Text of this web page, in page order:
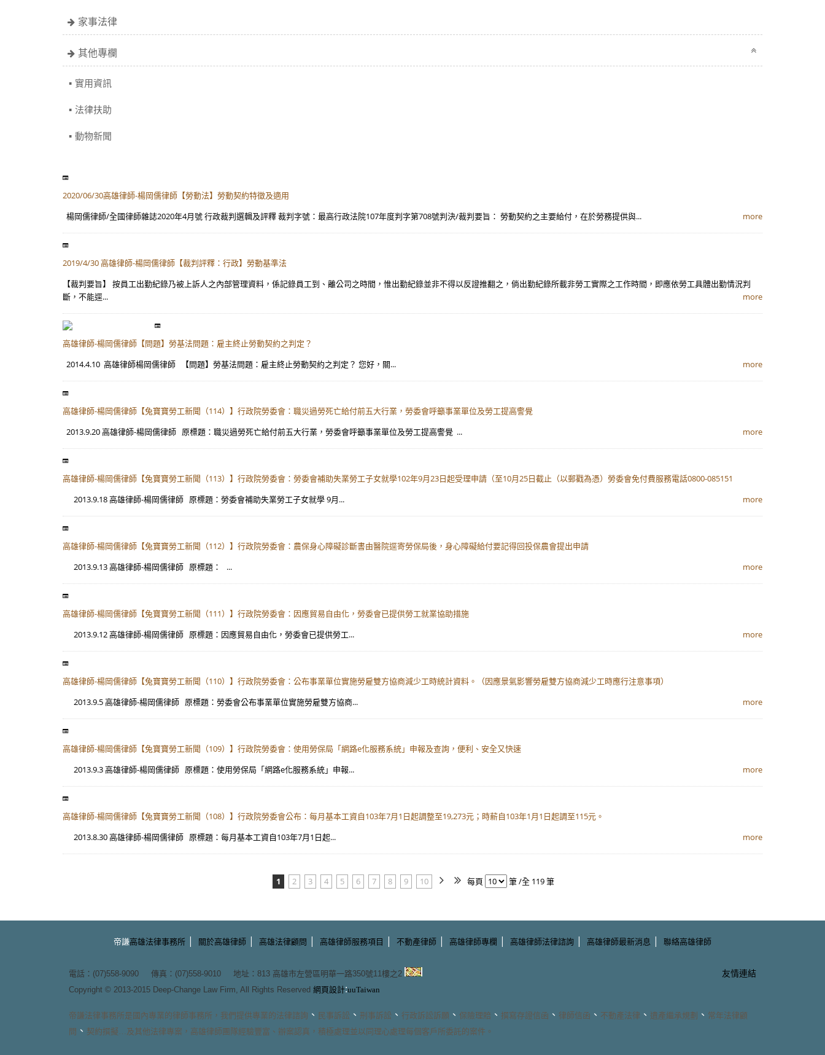
家事法律
其他專欄
實用資訊
法律扶助
動物新聞
2020/06/30高雄律師-楊岡儒律師【勞動法】勞動契約特徵及適用
楊岡儒律師/全國律師雜誌2020年4月號 行政裁判選輯及評釋 裁判字號：最高行政法院107年度判字第708號判決/裁判要旨： 勞動契約之主要給付，在於勞務提供與...
more
2019/4/30 高雄律師-楊岡儒律師【裁判評釋：行政】勞動基準法
【裁判要旨】 按員工出勤紀錄乃被上訴人之內部管理資料，係記錄員工到、離公司之時間，惟出勤紀錄並非不得以反證推翻之，倘出勤紀錄所載非勞工實際之工作時間，即應依勞工具體出勤情況判
斷，不能逕...
more
高雄律師-楊岡儒律師【問題】勞基法問題：雇主終止勞動契約之判定？
2014.4.10 高雄律師楊岡儒律師 【問題】勞基法問題：雇主終止勞動契約之判定？ 您好，關...
more
高雄律師-楊岡儒律師【兔寶寶勞工新聞（114）】行政院勞委會：職災過勞死亡給付前五大行業，勞委會呼籲事業單位及勞工提高警覺
2013.9.20 高雄律師-楊岡儒律師 原標題：職災過勞死亡給付前五大行業，勞委會呼籲事業單位及勞工提高警覺 ...
more
高雄律師-楊岡儒律師【兔寶寶勞工新聞（113）】行政院勞委會：勞委會補助失業勞工子女就學102年9月23日起受理申請（至10月25日截止（以郵戳為憑）勞委會免付費服務電話0800-085151
2013.9.18 高雄律師-楊岡儒律師 原標題：勞委會補助失業勞工子女就學 9月...
more
高雄律師-楊岡儒律師【兔寶寶勞工新聞（112）】行政院勞委會：農保身心障礙診斷書由醫院逕寄勞保局後，身心障礙給付要記得回投保農會提出申請
2013.9.13 高雄律師-楊岡儒律師 原標題： ...
more
高雄律師-楊岡儒律師【兔寶寶勞工新聞（111）】行政院勞委會：因應貿易自由化，勞委會已提供勞工就業協助措施
2013.9.12 高雄律師-楊岡儒律師 原標題：因應貿易自由化，勞委會已提供勞工...
more
高雄律師-楊岡儒律師【兔寶寶勞工新聞（110）】行政院勞委會：公布事業單位實施勞雇雙方協商減少工時統計資料。（因應景氣影響勞雇雙方協商減少工時應行注意事項）
2013.9.5 高雄律師-楊岡儒律師 原標題：勞委會公布事業單位實施勞雇雙方協商...
more
高雄律師-楊岡儒律師【兔寶寶勞工新聞（109）】行政院勞委會：使用勞保局「網路e化服務系統」申報及查詢，便利、安全又快速
2013.9.3 高雄律師-楊岡儒律師 原標題：使用勞保局「網路e化服務系統」申報...
more
高雄律師-楊岡儒律師【兔寶寶勞工新聞（108）】行政院勞委會公布：每月基本工資自103年7月1日起調整至19,273元；時薪自103年1月1日起調至115元。
2013.8.30 高雄律師-楊岡儒律師 原標題：每月基本工資自103年7月1日起...
more
1 2 3 4 5 6 7 8 9 10 每頁 筆 /全 119 筆
帝謙高雄法律事務所 | 關於高雄律師 | 高雄法律顧問 | 高雄律師服務項目 | 不動產律師 | 高雄律師專欄 | 高雄律師法律諮詢 | 高雄律師最新消息 | 聯絡高雄律師
電話：(07)558-9090 傳真：(07)558-9010 地址： 813 高雄市左營區明華一路350號11樓之2
Copyright © 2013-2015 Deep-Change Law Firm, All Rights Reserved 網頁設計:uuTaiwan
友情連結
帝謙法律事務所是國內專業的律師事務所 ，我們提供專業的法律諮詢 、 民事訴訟 、 刑事訴訟 、 行政訴訟訴願 、 保險理賠 、 撰寫存證信函 、 律師信函 、 不動產法律 、 遺產繼承規劃 、 常年法律顧
問 、 契約撰擬 …及其他法律專案， 高雄律師團隊經驗豐富、辦案認真，積極處理並以同理心處理每個客戶所委託的案件。